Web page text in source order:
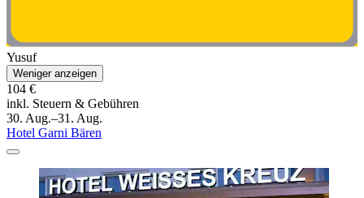
Yusuf
Weniger anzeigen
104 €
inkl. Steuern & Gebühren
30. Aug.–31. Aug.
Hotel Garni Bären